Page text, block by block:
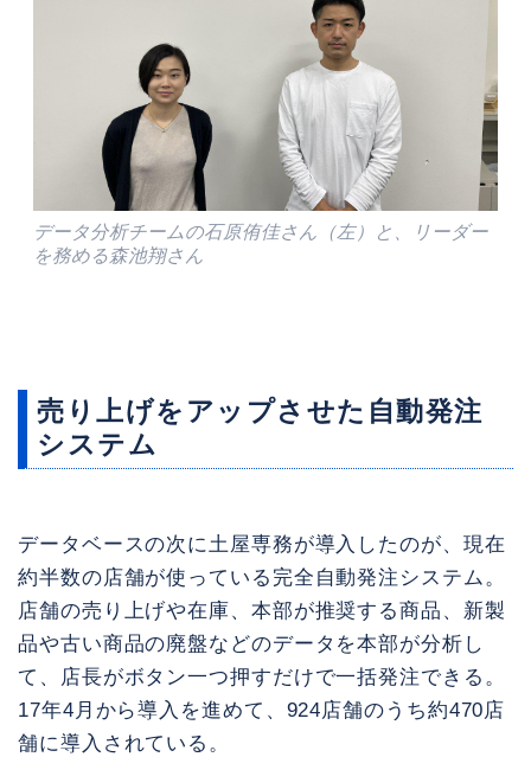
データ分析チームの石原侑佳さん（左）と、リーダー
を務める森池翔さん
売り上げをアップさせた自動発注
システム
データベースの次に土屋専務が導入したのが、現在
約半数の店舗が使っている完全自動発注システム。
店舗の売り上げや在庫、本部が推奨する商品、新製
品や古い商品の廃盤などのデータを本部が分析し
て、店長がボタン一つ押すだけで一括発注できる。
17年4月から導入を進めて、924店舗のうち約470店
舗に導入されている。